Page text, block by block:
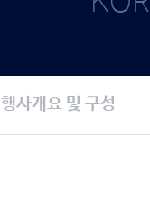
행사개요 및 구성